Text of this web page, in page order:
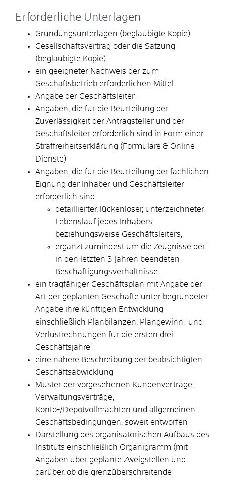
Erforderliche Unterlagen
Gründungsunterlagen (beglaubigte Kopie)
Gesellschaftsvertrag oder die Satzung
(beglaubigte Kopie)
ein geeigneter Nachweis der zum
Geschäftsbetrieb erforderlichen Mittel
Angabe der Geschäftsleiter
Angaben, die für die Beurteilung der
Zuverlässigkeit der Antragsteller und der
Geschäftsleiter erforderlich sind in Form einer
Straffreiheitserklärung (Formulare & Online-
Dienste)
Angaben, die für die Beurteilung der fachlichen
Eignung der Inhaber und Geschäftsleiter
erforderlich sind:
detaillierter, lückenloser, unterzeichneter
Lebenslauf jedes Inhabers
beziehungsweise Geschäftsleiters,
ergänzt zumindest um die Zeugnisse der
in den letzten 3 Jahren beendeten
Beschäftigungsverhältnisse
ein tragfähiger Geschäftsplan mit Angabe der
Art der geplanten Geschäfte unter begründeter
Angabe ihre künftigen Entwicklung
einschließlich Planbilanzen, Plangewinn- und
Verlustrechnungen für die ersten drei
Geschäftsjahre
eine nähere Beschreibung der beabsichtigten
Geschäftsabwicklung
Muster der vorgesehenen Kundenverträge,
Verwaltungsverträge,
Konto-/Depotvollmachten und allgemeinen
Geschäftsbedingungen, soweit entworfen
Darstellung des organisatorischen Aufbaus des
Instituts einschließlich Organigramm (mit
Angaben über geplante Zweigstellen und
darüber, ob die grenzüberschreitende